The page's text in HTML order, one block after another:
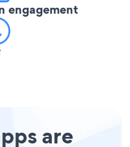
engagement
are